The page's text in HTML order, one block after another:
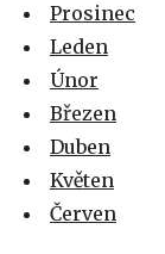
Prosinec
Leden
Únor
Březen
Duben
Květen
Červen